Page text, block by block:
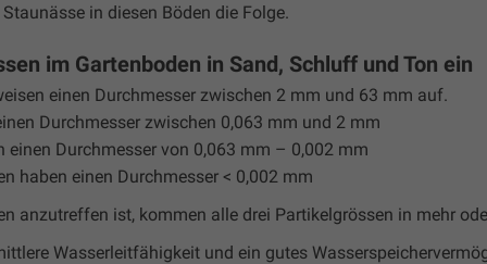
in diesen Böden die Folge.
im Gartenboden in Sand, Schluff und Ton ein
einen Durchmesser zwischen 2 mm und 63 mm auf.
Durchmesser zwischen 0,063 mm und 2 mm
Durchmesser von 0,063 mm – 0,002 mm
haben einen Durchmesser < 0,002 mm
anzutreffen ist, kommen alle drei Partikelgrössen in mehr
Wasserleitfähigkeit und ein gutes